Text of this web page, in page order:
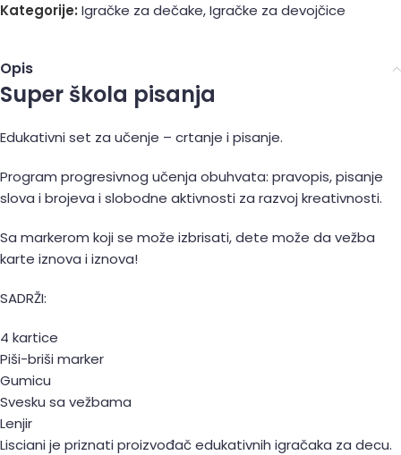
Kategorije: Igračke za dečake,Igračke za devojčice
Opis
Super škola pisanja
Edukativni set za učenje – crtanje i pisanje.
Program progresivnog učenja obuhvata: pravopis, pisanje
slova i brojeva i slobodne aktivnosti za razvoj kreativnosti.
Sa markerom koji se može izbrisati, dete može da vežba
karte iznova i iznova!
SADRŽI:
4 kartice
Piši-briši marker
Gumicu
Svesku sa vežbama
Lenjir
Lisciani je priznati proizvođač edukativnih igračaka za decu.